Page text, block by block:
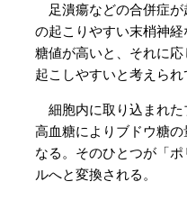
足潰瘍などの合併症が
の起こりやすい末梢神
糖値が高いと、それに
起こしやすいと考えられ
細胞内に取り込まれた
高血糖によりブドウ糖
なる。そのひとつが「
ルへと変換される。